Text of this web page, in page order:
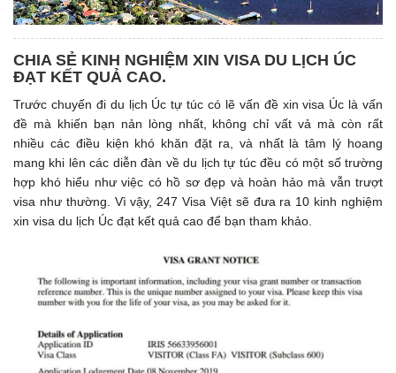
CHIA SẺ KINH NGHIỆM XIN VISA DU LỊCH ÚC
ĐẠT KẾT QUẢ CAO.
Trước chuyến đi du lịch Úc tự túc có lẽ vấn đề xin visa Úc là vấn
đề mà khiến bạn nản lòng nhất, không chỉ vất vả mà còn rất
nhiều các điều kiện khó khăn đặt ra, và nhất là tâm lý hoang
mang khi lên các diễn đàn về du lịch tự túc đều có một số trường
hợp khó hiểu như việc có hồ sơ đẹp và hoàn hảo mà vẫn trượt
visa như thường. Vì vậy, 247 Visa Việt sẽ đưa ra 10 kinh nghiệm
xin visa du lịch Úc đạt kết quả cao để bạn tham khảo.